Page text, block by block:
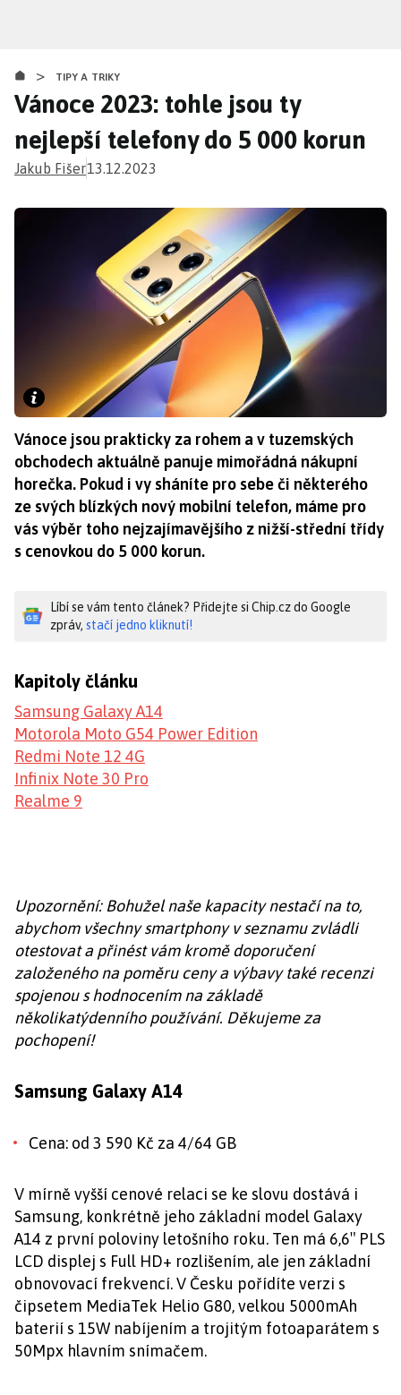
obsahu
> TIPY A TRIKY
Vánoce 2023: tohle jsou ty
nejlepší telefony do 5 000 korun
Jakub Fišer13.12.2023
Vánoce jsou prakticky za rohem a v tuzemských
obchodech aktuálně panuje mimořádná nákupní
horečka. Pokud i vy sháníte pro sebe či některého
ze svých blízkých nový mobilní telefon, máme pro
vás výběr toho nejzajímavějšího z nižší-střední třídy
s cenovkou do 5 000 korun.
Líbí se vám tento článek? Přidejte si Chip.cz do Google
zpráv, stačí jedno kliknutí!
Kapitoly článku
Samsung Galaxy A14
Motorola Moto G54 Power Edition
Redmi Note 12 4G
Infinix Note 30 Pro
Realme 9
Upozornění: Bohužel naše kapacity nestačí na to,
abychom všechny smartphony v seznamu zvládli
otestovat a přinést vám kromě doporučení
založeného na poměru ceny a výbavy také recenzi
spojenou s hodnocením na základě
několikatýdenního používání. Děkujeme za
pochopení!
Samsung Galaxy A14
Cena: od 3 590 Kč za 4/64 GB
V mírně vyšší cenové relaci se ke slovu dostává i
Samsung, konkrétně jeho základní model Galaxy
A14 z první poloviny letošního roku. Ten má 6,6″ PLS
LCD displej s Full HD+ rozlišením, ale jen základní
obnovovací frekvencí. V Česku pořídíte verzi s
čipsetem MediaTek Helio G80, velkou 5000mAh
baterií s 15W nabíjením a trojitým fotoaparátem s
50Mpx hlavním snímačem.